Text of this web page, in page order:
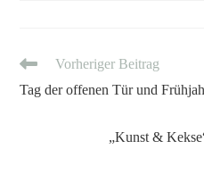
Vorheriger Beitrag
Tag der offenen Tür und
„Kunst &